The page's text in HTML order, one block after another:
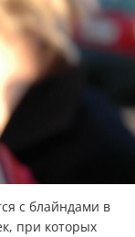
с блайндами в
при которых